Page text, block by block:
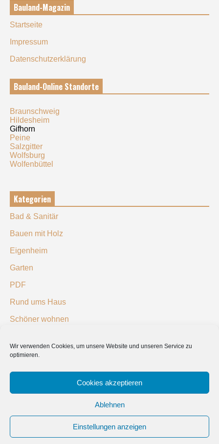
Wir verwenden Cookies, um unsere Website und unseren Service zu
optimieren.
Cookies akzeptieren
Ablehnen
Einstellungen anzeigen
Bauland-Magazin
Startseite
Impressum
Datenschutzerklärung
Bauland-Online Standorte
Braunschweig
Hildesheim
Gifhorn
Peine
Salzgitter
Wolfsburg
Wolfenbüttel
Kategorien
Bad & Sanitär
Bauen mit Holz
Eigenheim
Garten
PDF
Rund ums Haus
Schöner wohnen
© 2019 Bauland Magazin Gifhorn, Braunschweig, Hildesheim, Peine &
Wolfsburg. All rights reserved.